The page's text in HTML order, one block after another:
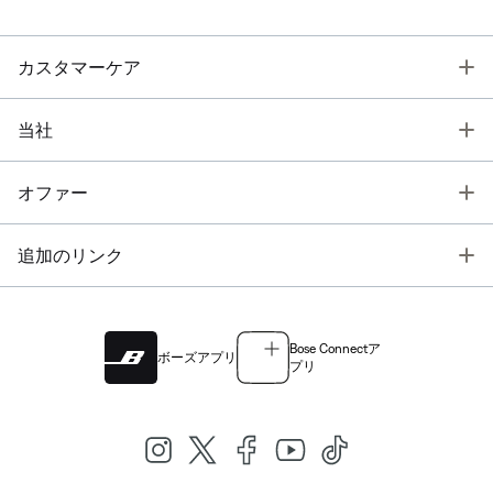
カスタマーケア
当社
オファー
追加のリンク
ボーズアプリ
Bose Connectア
プリ